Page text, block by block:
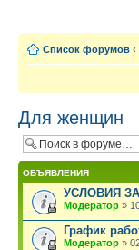
Список форумов ‹
Для женщин
ОБЪЯВЛЕНИЯ
УСЛОВИЯ
Модератор »
График
Модератор »